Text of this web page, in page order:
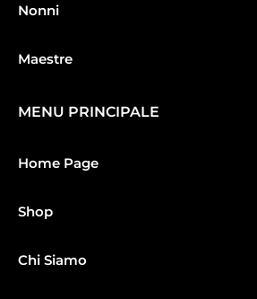
Nonni
Maestre
MENU PRINCIPALE
Home Page
Shop
Chi Siamo